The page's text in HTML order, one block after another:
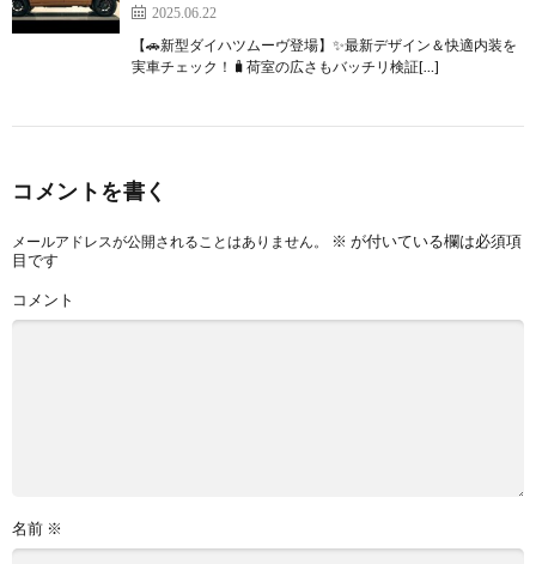
2025.06.22
【🚗新型ダイハツムーヴ登場】✨最新デザイン＆快適内装を
実車チェック！🧳荷室の広さもバッチリ検証[…]
コメントを書く
メールアドレスが公開されることはありません。 ※ が付いている欄は必須項
目です
コメント
名前 ※